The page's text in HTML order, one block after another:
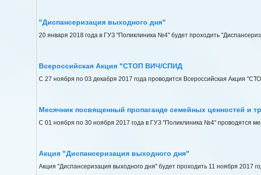
"Диспансеризация выходного дня"
20 января 2018 года в ГУЗ "Поликлиника №4" будет проходить
Всероссийская Акция "СТОП ВИЧ/СПИД
С 27 ноября по 03 декабря 2017 года проводится Всероссийская Акция
Месячник посвященный пропаганде семейных ценностей и
С 01 ноября по 30 ноября 2017 года в ГУЗ "Поликлиника №4" проводятся
Акция "Диспансеризация выходного дня"
Акция "Диспансеризация выходного дня" будет проходить 11 ноября 2017